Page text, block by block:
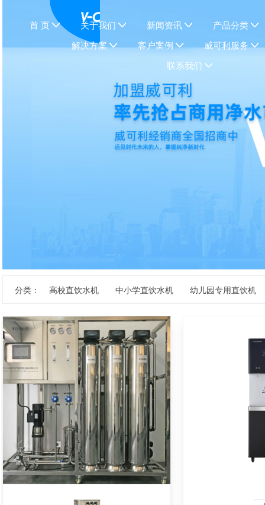
首 页 关于我们 新闻资讯 产品分类
解决方案 客户案例 威可利服务
联系我们
分类： 高校直饮水机 中小学直饮水机 幼儿园专用直饮机